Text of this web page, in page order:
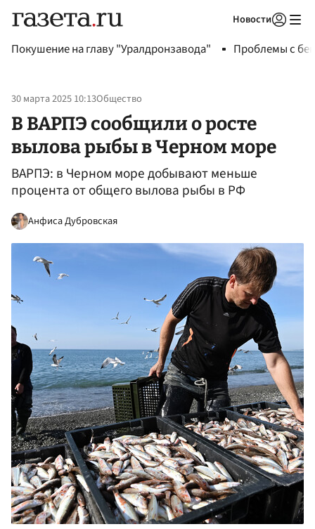
Новости
Покушение на главу "Уралдронзавода" Проблемы с
30 марта 2025 10:13Общество
В ВАРПЭ сообщили о росте
вылова рыбы в Черном море
ВАРПЭ: в Черном море добывают меньше
процента от общего вылова рыбы в РФ
Анфиса Дубровская